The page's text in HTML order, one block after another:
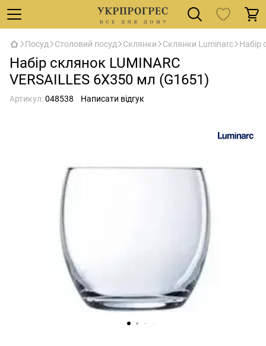
Посуд Столовий посуд Склянки Склянки Luminarc Набір
Набір склянок LUMINARC
VERSAILLES 6X350 мл (G1651)
Артикул:048538 Написати відгук